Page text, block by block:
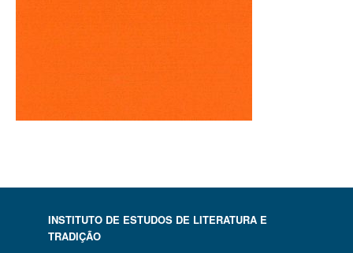
INSTITUTO DE ESTUDOS DE LITERATURA E
TRADIÇÃO